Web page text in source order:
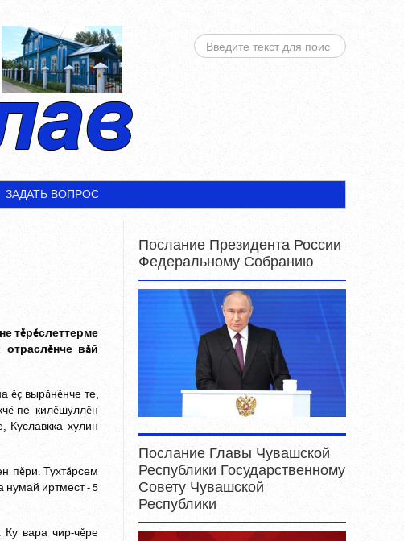
ИСКАТЬ...
ЗАДАТЬ ВОПРОС
тĕрĕслеттерме
вăй
ĕç вырăнĕнче те,
пе килĕшÿллĕн
хулин
пĕри. Тухтăрсем
нумай иртмест - 5
вара чир-чĕре
Послание Президента России
Федеральному Собранию
Послание Главы Чувашской
Республики Государственному
Совету Чувашской
Республики